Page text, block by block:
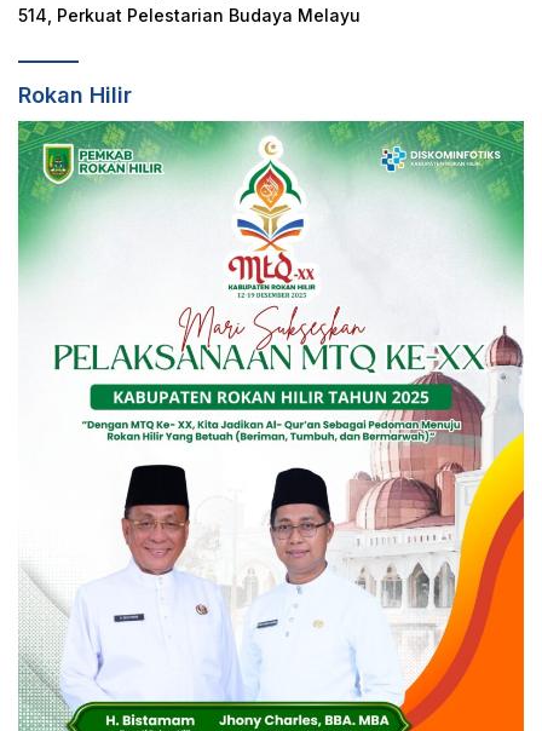
514, Perkuat Pelestarian Budaya Melayu
Rokan Hilir